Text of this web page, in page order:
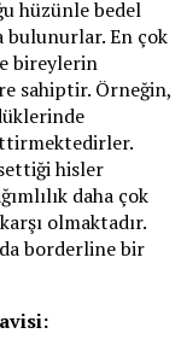
hüzünle bedel
bulunurlar. En çok
bireylerin
sahiptir. Örneğin,
hisler
daha çok
olmaktadır.
borderline bir